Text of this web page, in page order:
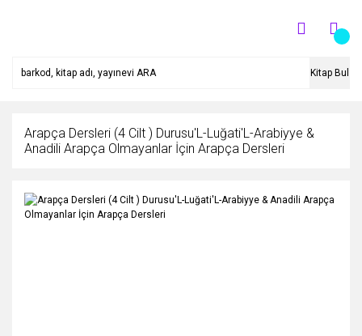
Kitap Bul
Arapça Dersleri (4 Cilt ) Durusu'L-Luğati'L-Arabiyye &
Anadili Arapça Olmayanlar İçin Arapça Dersleri